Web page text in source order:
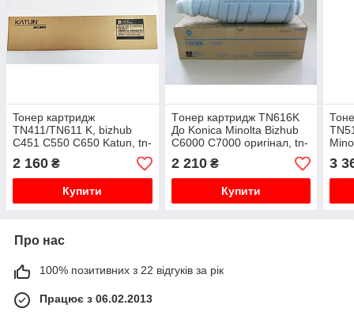
Toнер картридж
TN411/TN611 K, bizhub
C451 C550 C650 Katun, tn-
411 k
2 160 ₴
Купити
Tонер картридж TN616K
До Konica Minolta Bizhub
C6000 C7000 оригінал, tn-
616k, tn616k
2 210₴
Купити
3
Про нас
100% позитивних з 22 відгуків за рік
Працює з 06.02.2013